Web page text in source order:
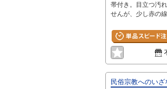
帯付き。目立つ汚
せんが、少し赤の
民俗宗教へのいざ